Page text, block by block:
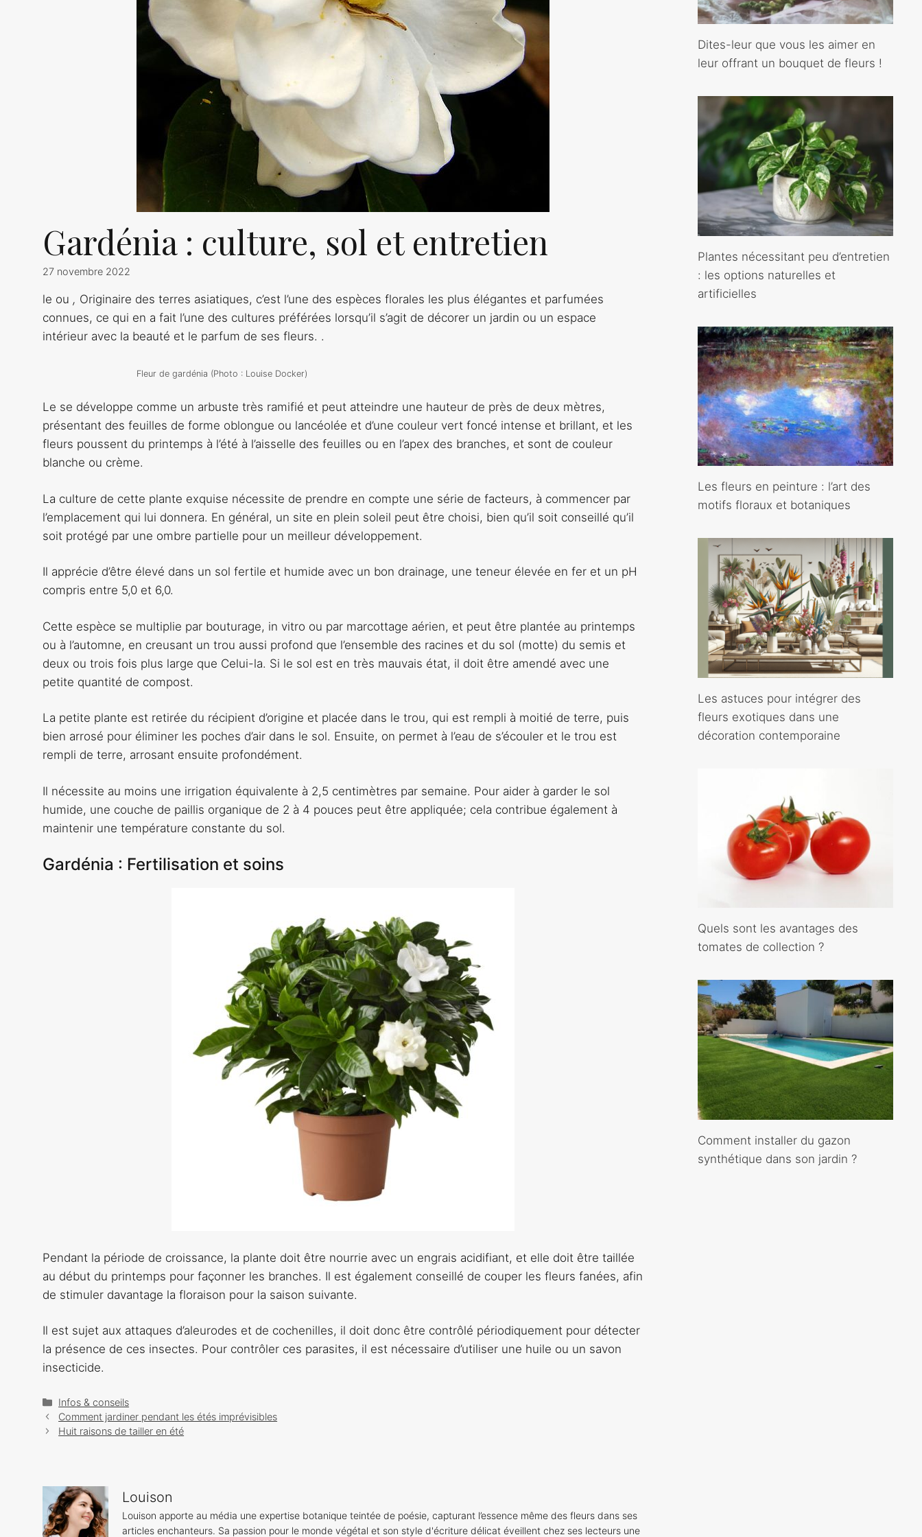
Gardénia : culture, sol et entretien
27 novembre 2022
le ou , Originaire des terres asiatiques, c’est l’une des espèces florales les plus élégantes et parfumées
connues, ce qui en a fait l’une des cultures préférées lorsqu’il s’agit de décorer un jardin ou un espace
intérieur avec la beauté et le parfum de ses fleurs. .
Fleur de gardénia (Photo : Louise Docker)
Le se développe comme un arbuste très ramifié et peut atteindre une hauteur de près de deux mètres,
présentant des feuilles de forme oblongue ou lancéolée et d’une couleur vert foncé intense et brillant, et les
fleurs poussent du printemps à l’été à l’aisselle des feuilles ou en l’apex des branches, et sont de couleur
blanche ou crème.
La culture de cette plante exquise nécessite de prendre en compte une série de facteurs, à commencer par
l’emplacement qui lui donnera. En général, un site en plein soleil peut être choisi, bien qu’il soit conseillé qu’il
soit protégé par une ombre partielle pour un meilleur développement.
Il apprécie d’être élevé dans un sol fertile et humide avec un bon drainage, une teneur élevée en fer et un pH
compris entre 5,0 et 6,0.
Cette espèce se multiplie par bouturage, in vitro ou par marcottage aérien, et peut être plantée au printemps
ou à l’automne, en creusant un trou aussi profond que l’ensemble des racines et du sol (motte) du semis et
deux ou trois fois plus large que Celui-la. Si le sol est en très mauvais état, il doit être amendé avec une
petite quantité de compost.
La petite plante est retirée du récipient d’origine et placée dans le trou, qui est rempli à moitié de terre, puis
bien arrosé pour éliminer les poches d’air dans le sol. Ensuite, on permet à l’eau de s’écouler et le trou est
rempli de terre, arrosant ensuite profondément.
Il nécessite au moins une irrigation équivalente à 2,5 centimètres par semaine. Pour aider à garder le sol
humide, une couche de paillis organique de 2 à 4 pouces peut être appliquée; cela contribue également à
maintenir une température constante du sol.
Gardénia : Fertilisation et soins
Pendant la période de croissance, la plante doit être nourrie avec un engrais acidifiant, et elle doit être taillée
au début du printemps pour façonner les branches. Il est également conseillé de couper les fleurs fanées, afin
de stimuler davantage la floraison pour la saison suivante.
Il est sujet aux attaques d’aleurodes et de cochenilles, il doit donc être contrôlé périodiquement pour détecter
la présence de ces insectes. Pour contrôler ces parasites, il est nécessaire d’utiliser une huile ou un savon
insecticide.
Catégories
Infos & conseils
Navigation
des
Comment jardiner pendant les étés imprévisibles
Huit raisons de tailler en été
Louison
Louison apporte au média une expertise botanique teintée de poésie, capturant l’essence même des fleurs dans ses
articles enchanteurs. Sa passion pour le monde végétal et son style d'écriture délicat éveillent chez ses lecteurs une
Dites-leur que vous les aimer en
leur offrant un bouquet de fleurs !
Plantes nécessitant peu d’entretien
: les options naturelles et
artificielles
Les fleurs en peinture : l’art des
motifs floraux et botaniques
Les astuces pour intégrer des
fleurs exotiques dans une
décoration contemporaine
Quels sont les avantages des
tomates de collection ?
Comment installer du gazon
synthétique dans son jardin ?